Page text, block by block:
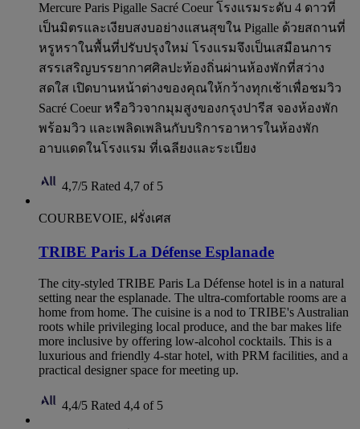
Mercure Paris Pigalle Sacré Coeur โรงแรมระดับ 4 ดาวที่
เป็นมิตรและเงียบสงบอย่างแสนสุขใน Pigalle ด้วยสถานที่
หรูหราในพื้นที่ปรับปรุงใหม่ โรงแรมจึงเป็นเสมือนการ
สรรเสริญบรรยากาศศิลปะท้องถิ่นผ่านห้องพักที่สว่าง
สดใส เปิดบานหน้าต่างของคุณให้กว้างทุกเช้าเพื่อชมวิว
Sacré Coeur หรือวิวจากมุมสูงของกรุงปารีส จองห้องพัก
พร้อมวิว และเพลิดเพลินกับบริการอาหารในห้องพัก
อาบแดดในโรงแรม ที่เฉลียงและระเบียง
4,7/5 Rated 4,7 of 5
COURBEVOIE, ฝรั่งเศส
TRIBE Paris La Défense Esplanade
The city-styled TRIBE Paris La Défense hotel is in a natural
setting near the esplanade. The ultra-comfortable rooms are a
home from home. The cuisine is a nod to TRIBE's Australian
roots while privileging local produce, and the bar makes life
more inclusive by offering low-alcohol cocktails. This is a
luxurious and friendly 4-star hotel, with PRM facilities, and a
practical designer space for meeting up.
4,4/5 Rated 4,4 of 5